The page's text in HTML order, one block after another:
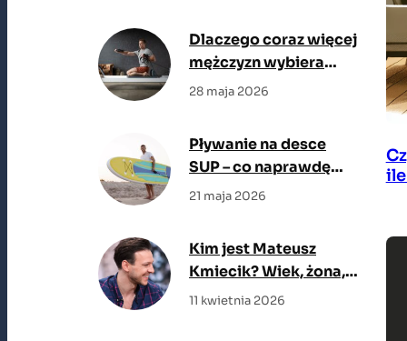
Dlaczego coraz więcej
mężczyzn wybiera
reformer zamiast
28 maja 2026
Pływanie na desce
SUP – co naprawdę
trzeba wiedzieć, zanim
21 maja 2026
Kim jest Mateusz
Kmiecik? Wiek, żona,
filmy
11 kwietnia 2026